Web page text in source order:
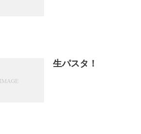
生パスタ！